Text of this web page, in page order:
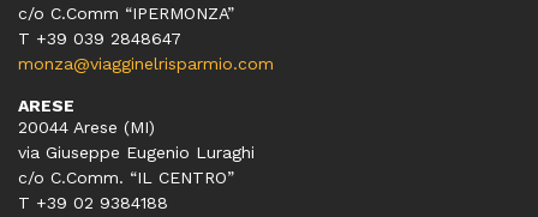
c/o C.Comm “IPERMONZA”
T +39 039 2848647
monza@viagginelrisparmio.com
ARESE
20044 Arese (MI)
via Giuseppe Eugenio Luraghi
c/o C.Comm. “IL CENTRO”
T +39 02 9384188